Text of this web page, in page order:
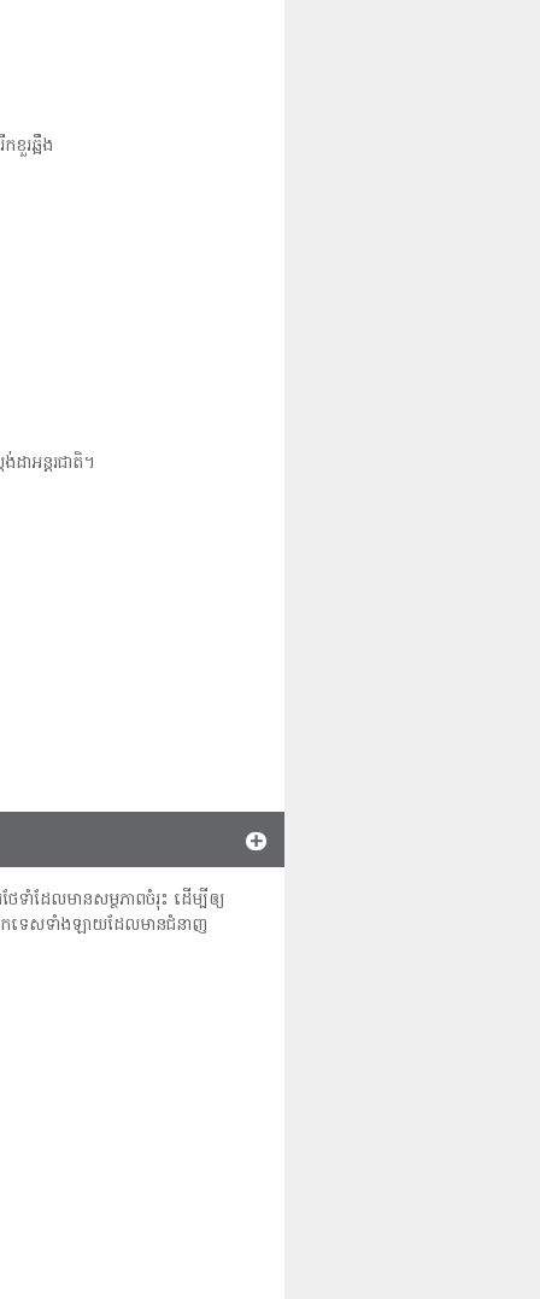
ខួរឆ្អឹង
ាអន្តរជាតិ។
ទាំដែលមានសម្ថភាពចំរុះ ដើម្បីឲ្យ
កទេសទាំងឡាយដែលមានជំនាញ